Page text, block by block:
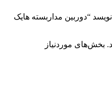
“دوربین مداربسته هایک
بخش‌های موردنیاز